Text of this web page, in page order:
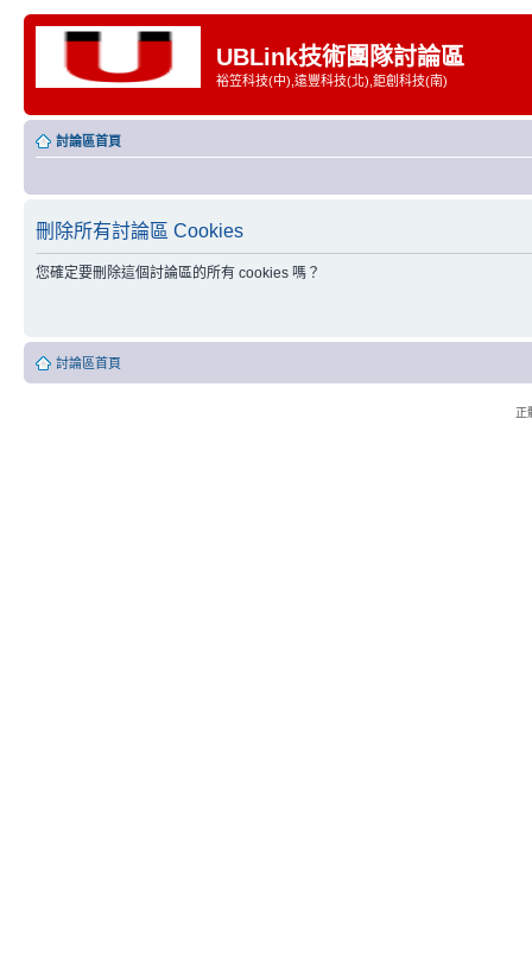
UBLink技術團隊討論區
裕笠科技(中),遠豐科技(北),鉅創科技(南)
討論區首頁
刪除所有討論區 Cookies
您確定要刪除這個討論區的所有 cookies 嗎？
討論區首頁
正